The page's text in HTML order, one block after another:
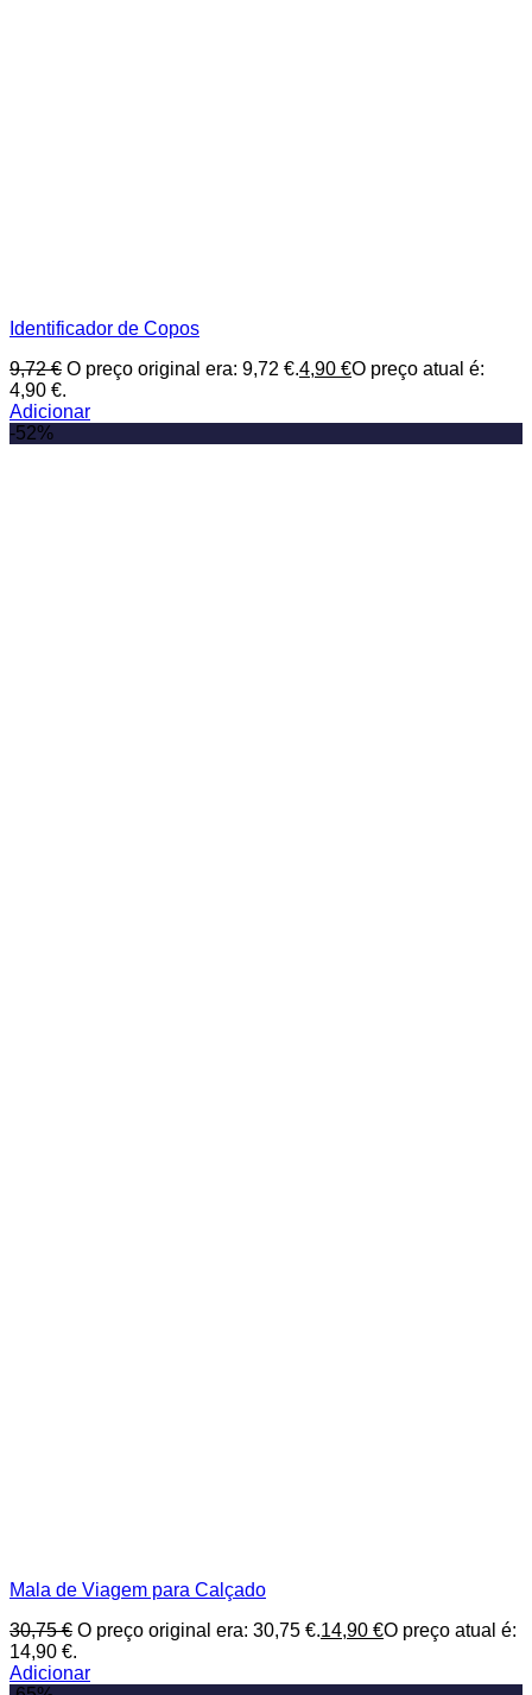
Identificador de Copos
9,72€ O preço original era: 9,72 €.4,90 €O preço atual é:
4,90 €.
Adicionar
-52%
Mala de Viagem para Calçado
30,75€ O preço original era: 30,75 €.14,90 €O preço atual é:
14,90 €.
Adicionar